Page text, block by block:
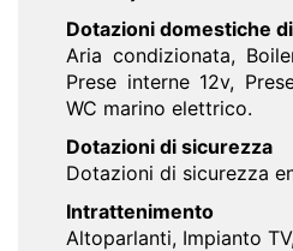
Dotazioni domestiche
Aria condizionata,
Prese interne 12v,
WC marino elettrico.
Dotazioni di sicurezza
Dotazioni di sicurezza
Intrattenimento
Altoparlanti, Impianto